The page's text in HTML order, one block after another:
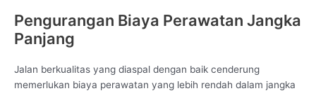
Pengurangan Biaya Perawatan Jangka
Panjang
Jalan berkualitas yang diaspal dengan baik cenderung
memerlukan biaya perawatan yang lebih rendah dalam jangka